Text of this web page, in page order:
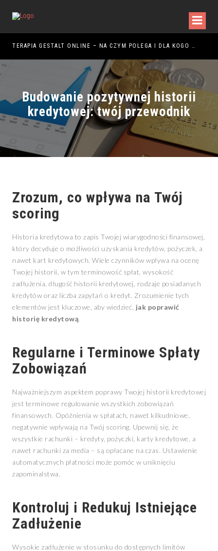
TERAPIA GESTALT ONLINE – NA CZYM POLEGA I DLA KOGO JEST ODPOWIEDNIA?
Budowanie pozytywnej historii
kredytowej: twój przewodnik
Zrozum, co wpływa na Twój
scoring
Historia kredytowa to zapis Twojej wiarygodności finansowej,
który decyduje o możliwości uzyskania kredytów, pożyczek, a
nawet kart kredytowych. Wiele czynników wpływa na ocenę
Twojej historii, w tym terminowość spłat, wysokość
zadłużenia, długość historii kredytowej, rodzaje posiadanych
kredytów oraz liczba zapytań o kredyt. Zrozumienie tych
elementów jest kluczowe, aby wiedzieć, jak poprawić
historię kredytową.
Regularne i Terminowe Spłaty
Zobowiązań
Najważniejszym aspektem poprawy Twojej historii kredytowej
jest terminowe regulowanie wszystkich zobowiązań
finansowych. Opóźnienia w spłatach, nawet kilkudniowe,
negatywnie wpływają na Twój scoring. Upewnij się, że
wszystkie rachunki – kredyty, pożyczki, karty kredytowe, a
nawet rachunki za media – są opłacane na czas. Ustawienie
automatycznych płatności może pomóc w uniknięciu
zapominalstwa.
Kontroluj i Redukuj Istniejące
Zadłużenie
Wysokie zadłużenie w stosunku do dostępnych limitów